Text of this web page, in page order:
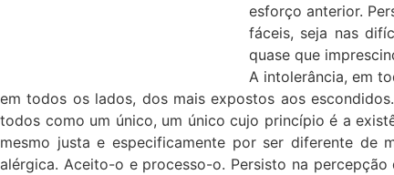
esforço anterior.
fáceis, seja nas
quase que
A intolerância, em
em todos os lados, dos mais expostos aos
todos como um único, um único cujo princípio é a
mesmo justa e especificamente por ser diferente de
alérgica. Aceito-o e processo-o. Persisto na